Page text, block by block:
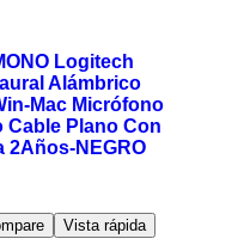
Logitech
Alámbrico
Mac Micrófono
Plano Con
2Años-NEGRO
Vista rápida